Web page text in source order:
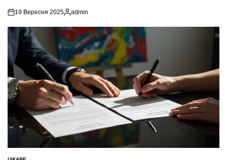
19 Вересня 2025
Опубліковано
admin